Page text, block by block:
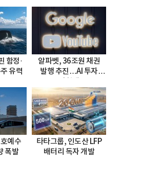
함정·
유력
알파벳, 36조원 채권
발행 추진…AI 투자
예수
폭발
타타그룹, 인도산 LFP
배터리 독자 개발